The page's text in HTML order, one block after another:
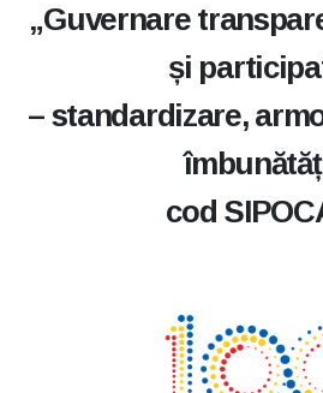
„Guvernare
și
– standardizare,
cod